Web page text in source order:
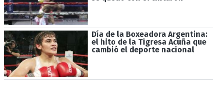
Día de la Boxeadora Argentina:
el hito de la Tigresa Acuña que
cambió el deporte nacional